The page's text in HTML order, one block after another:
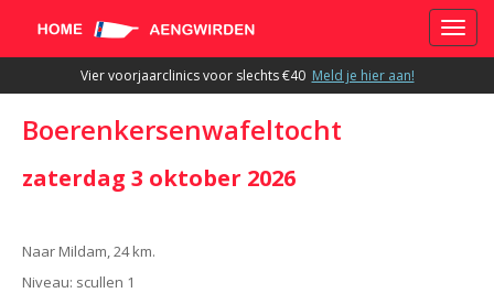
Vier voorjaarclinics voor slechts €40 Meld je hier aan!
Boerenkersenwafeltocht
zaterdag 3 oktober 2026
Naar Mildam, 24 km.
Niveau: scullen 1